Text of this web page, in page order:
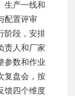
生产一线和
配置评审
阶段，安排
责人和厂家
参数和作业
复盘会，按
馈四个维度